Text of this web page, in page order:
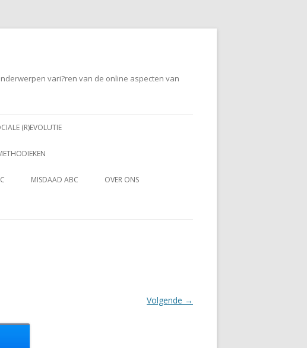
vari?ren van de online aspecten van
(R)EVOLUTIE
MISDAAD ABC OVER ONS
Volgende →